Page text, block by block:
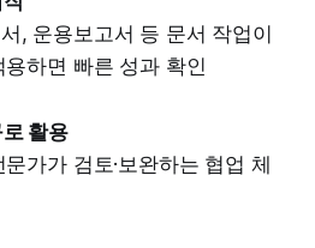
, 운용보고서 등 문서 작업이
하면 빠른 성과 확인
활용
가가 검토·보완하는 협업 체